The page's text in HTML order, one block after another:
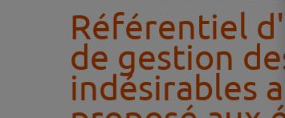
Référentiel
de gestion
indésirables